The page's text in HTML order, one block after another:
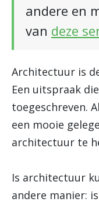
andere en
van deze
Architectuur is
Een uitspraak
toegeschreven.
een mooie
architectuur te
Is architectuur
andere manier: